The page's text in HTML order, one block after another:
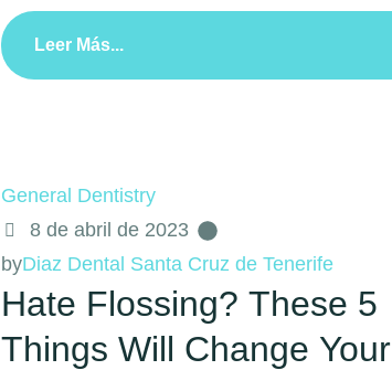
Leer Más...
General Dentistry
8 de abril de 2023
byDiaz Dental Santa Cruz de Tenerife
Hate Flossing? These 5
Things Will Change Your